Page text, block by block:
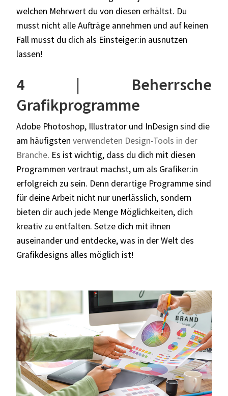
welchen Mehrwert du von diesen erhältst. Du
musst nicht alle Aufträge annehmen und auf keinen
Fall musst du dich als Einsteiger:in ausnutzen
lassen!
4 | Beherrsche
Grafikprogramme
Adobe Photoshop, Illustrator und InDesign sind die
am häufigsten verwendeten Design-Tools in der
Branche. Es ist wichtig, dass du dich mit diesen
Programmen vertraut machst, um als Grafiker:in
erfolgreich zu sein. Denn derartige Programme sind
für deine Arbeit nicht nur unerlässlich, sondern
bieten dir auch jede Menge Möglichkeiten, dich
kreativ zu entfalten. Setze dich mit ihnen
auseinander und entdecke, was in der Welt des
Grafikdesigns alles möglich ist!